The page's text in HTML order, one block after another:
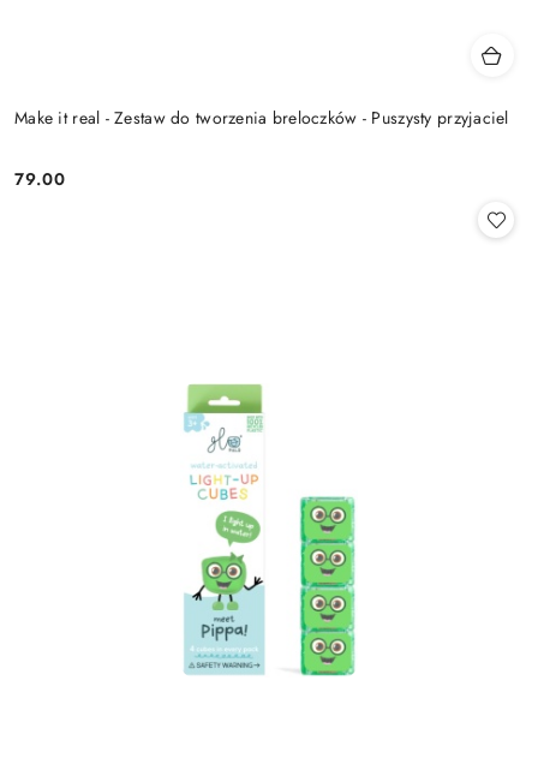
Make it real - Zestaw do tworzenia breloczków - Puszysty przyjaciel
Cena:
79.00